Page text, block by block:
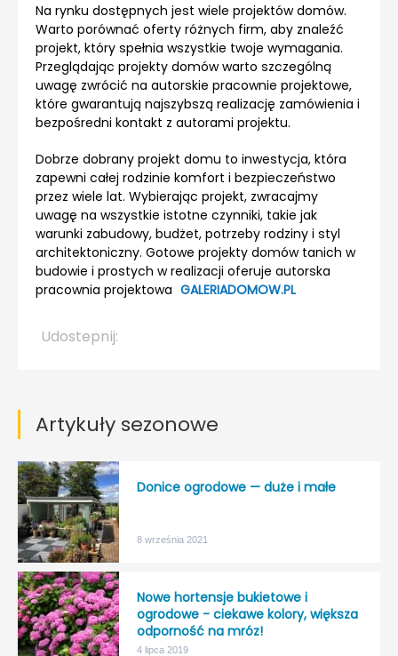
Na rynku dostępnych jest wiele projektów domów.
Warto porównać oferty różnych firm, aby znaleźć
projekt, który spełnia wszystkie twoje wymagania.
Przeglądając projekty domów warto szczególną
uwagę zwrócić na autorskie pracownie projektowe,
które gwarantują najszybszą realizację zamówienia i
bezpośredni kontakt z autorami projektu.
Dobrze dobrany projekt domu to inwestycja, która
zapewni całej rodzinie komfort i bezpieczeństwo
przez wiele lat. Wybierając projekt, zwracajmy
uwagę na wszystkie istotne czynniki, takie jak
warunki zabudowy, budżet, potrzeby rodziny i styl
architektoniczny. Gotowe projekty domów tanich w
budowie i prostych w realizacji oferuje autorska
pracownia projektowa GALERIADOMOW.PL
Udostepnij:
Artykuły sezonowe
Donice ogrodowe — duże i małe
8 września 2021
Nowe hortensje bukietowe i
ogrodowe - ciekawe kolory, większa
odporność na mróz!
4 lipca 2019